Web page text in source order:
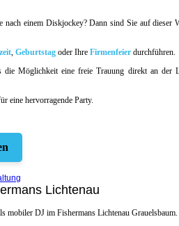
einem Diskjockey? Dann sind Sie auf dieser
, Geburtstag oder Ihre Firmenfeier durchführen.
die Möglichkeit eine freie Trauung direkt an der
eine hervorragende Party.
Lichtenau
mobiler DJ im Fishermans Lichtenau Grauelsbaum.